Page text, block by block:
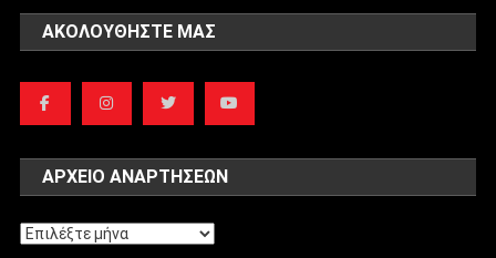
ΑΚΟΛΟΥΘΉΣΤΕ ΜΑΣ
ΑΡΧΕΊΟ ΑΝΑΡΤΉΣΕΩΝ
Αρχείο